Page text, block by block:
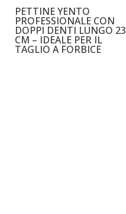
PETTINE YENTO
PROFESSIONALE CON
DOPPI DENTI LUNGO 23
CM – IDEALE PER IL
TAGLIO A FORBICE